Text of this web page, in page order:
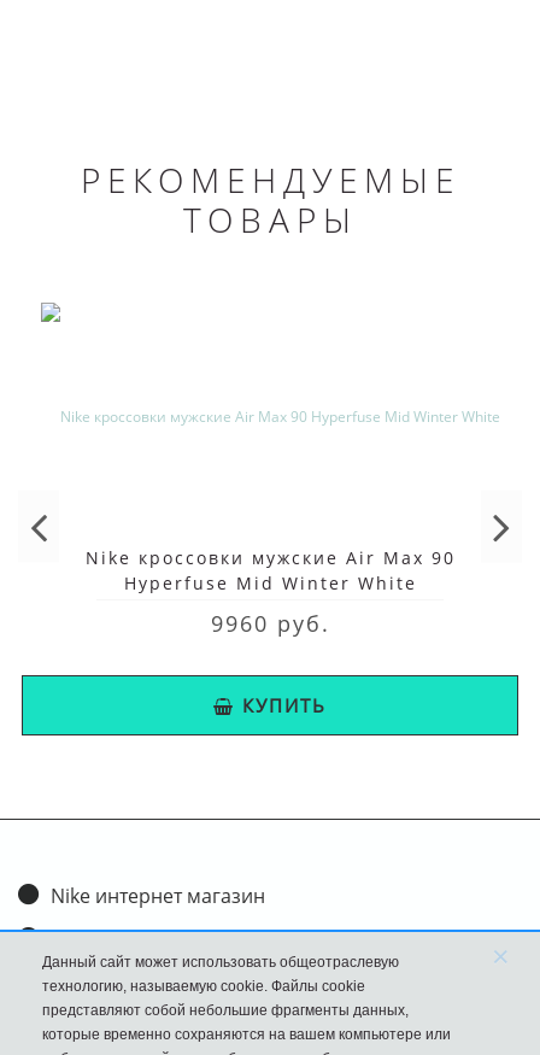
РЕКОМЕНДУЕМЫЕ
ТОВАРЫ
Nike кроссовки мужские Air Max 90
Hyperfuse Mid Winter White
9960 руб.
КУПИТЬ
Nike интернет магазин
Доставка и оплата
Обмен и возврат
Размеры
Данный сайт может использовать общеотраслевую
технологию, называемую cookie. Файлы cookie
представляют собой небольшие фрагменты данных,
которые временно сохраняются на вашем компьютере или
×